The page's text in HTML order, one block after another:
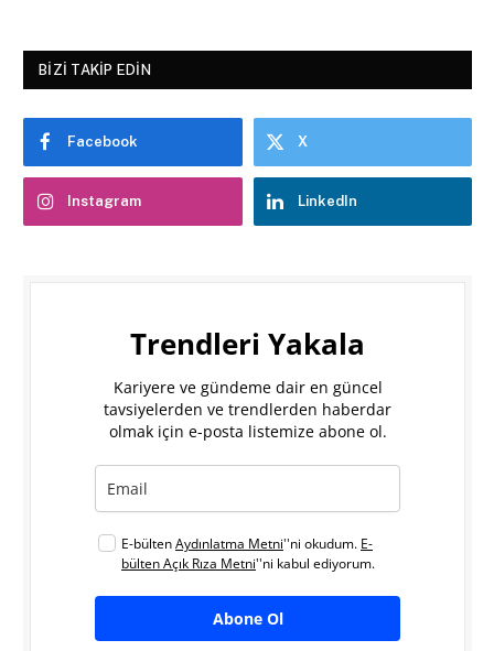
BIZI TAKIP EDIN
Facebook X
Instagram LinkedIn
Trendleri Yakala
Kariyere ve gündeme dair en güncel
tavsiyelerden ve trendlerden haberdar
olmak için e-posta listemize abone ol.
E-bültenAydınlatma Metni''ni okudum. E-
bülten Açık Rıza Metni''ni kabul ediyorum.
Abone Ol